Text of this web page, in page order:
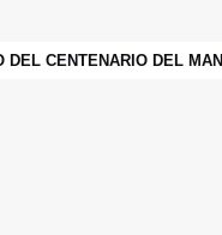
DEL CENTENARIO DEL